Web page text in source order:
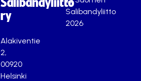
Salibandyliitto
ry
Alakiventie
2,
00920
Helsinki
Salibandyliitto
2026